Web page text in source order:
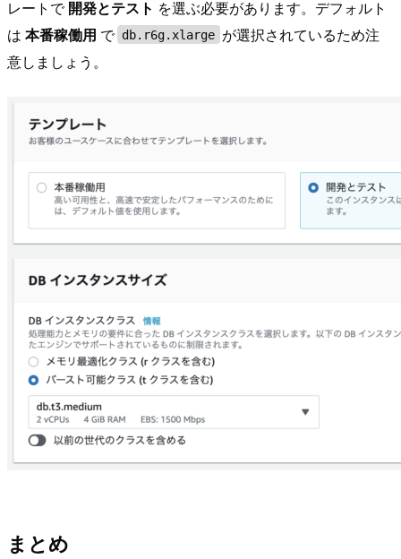
レートで開発とテスト を選ぶ必要があります。デフォルト
は 本番稼働用 で db.r6g.xlarge が選択されているため注
意しましょう。
まとめ